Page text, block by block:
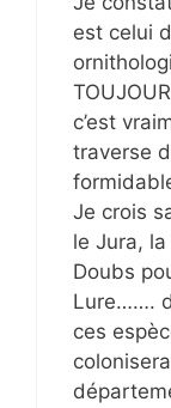
est celui
c’est
traverse
Je crois
le Jura,
Doubs
Lure…….
ces